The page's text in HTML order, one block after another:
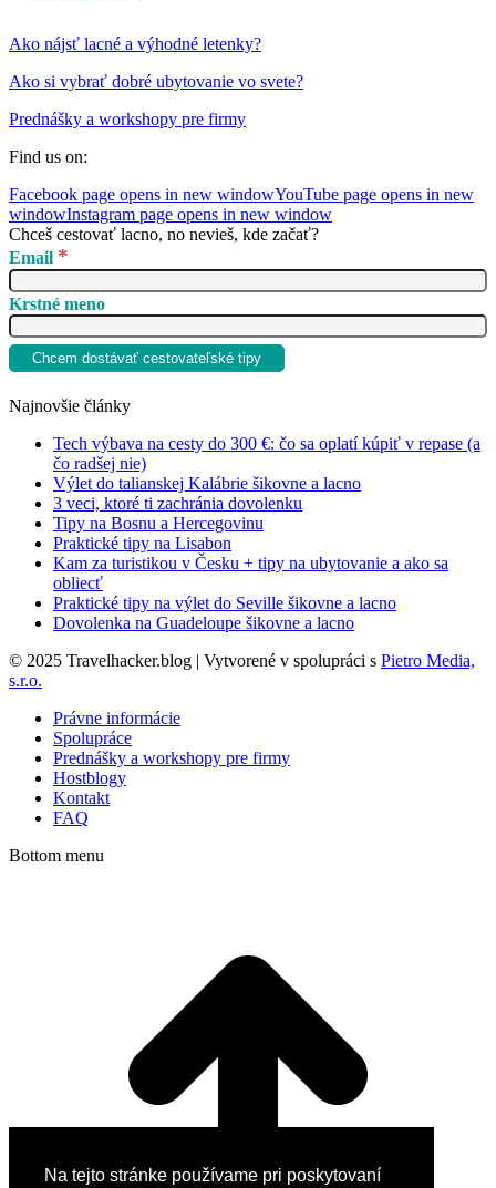
Na tejto stránke používame pri poskytovaní
Ako nájsť lacné a výhodné letenky?
Ako si vybrať dobré ubytovanie vo svete?
Prednášky a workshopy pre firmy
Find us on:
Facebook page opens in new windowYouTube page opens in new
windowInstagram page opens in new window
Chceš cestovať lacno, no nevieš, kde začať?
Email *
Krstné meno
Najnovšie články
Tech výbava na cesty do 300 €: čo sa oplatí kúpiť v repase (a
čo radšej nie)
Výlet do talianskej Kalábrie šikovne a lacno
3 veci, ktoré ti zachránia dovolenku
Tipy na Bosnu a Hercegovinu
Praktické tipy na Lisabon
Kam za turistikou v Česku + tipy na ubytovanie a ako sa
obliecť
Praktické tipy na výlet do Seville šikovne a lacno
Dovolenka na Guadeloupe šikovne a lacno
© 2025 Travelhacker.blog | Vytvorené v spolupráci s Pietro Media,
s.r.o.
Právne informácie
Spolupráce
Prednášky a workshopy pre firmy
Hostblogy
Kontakt
FAQ
Bottom menu